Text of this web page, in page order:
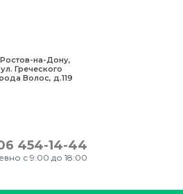
Ростов-на-Дону,
ул. Греческого
Волос, д.119
454-14-44
с 9:00 до 18:00